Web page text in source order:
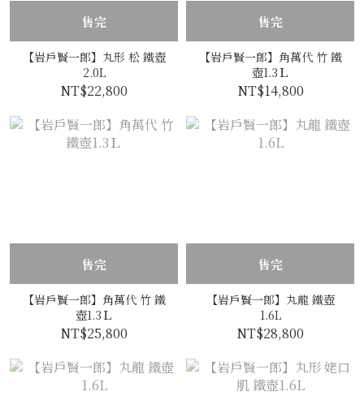
售完
【岩戶賢一郎】丸形 松 鐵壺
2.0L
NT$22,800
售完
【岩戶賢一郎】角萬代 竹 鐵
壺1.3Ｌ
NT$14,800
售完
【岩戶賢一郎】角萬代 竹 鐵
壺1.3Ｌ
NT$25,800
售完
【岩戶賢一郎】丸龍 鐵壺
1.6L
NT$28,800